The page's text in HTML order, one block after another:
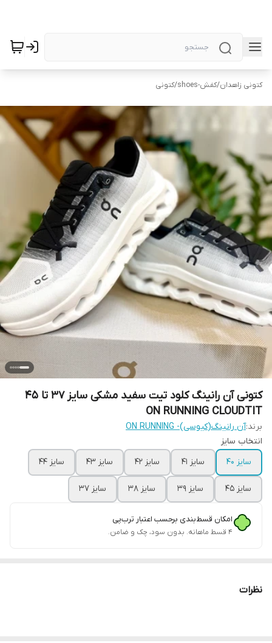
کتونی زاهدان/کفش-shoes /کتونی
کتونی آن رانینگ کلود تیت سفید مشکی سایز 37 تا 45
ON RUNNING CLOUDTIT
برند:آن رانینگ(کیوسی)- ON RUNNING
انتخاب سایز
سایز 40
سایز 41 سایز 42 سایز 43 سایز 44
سایز 45 سایز 39 سایز 38 سایز 37
امکان قسط‌بندی برحسب اعتبار ترب‌پی
۴ قسط ماهانه. بدون سود، چک و ضامن.
نظرات